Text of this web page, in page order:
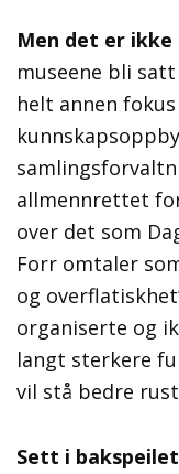
Men det er
museene bli
helt annen
allmennrettet
over det som
Forr omtaler
og
organiserte og
langt sterkere
vil stå bedre
Sett i bakspeilet